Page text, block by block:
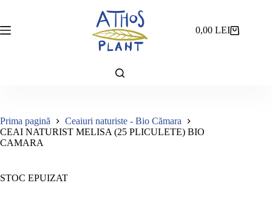
conținut
Coș
0,00LEI
Prima pagină
Ceaiuri naturiste - Bio Cămara
CEAI NATURIST MELISA (25 PLICULETE) BIO
CAMARA
STOC EPUIZAT